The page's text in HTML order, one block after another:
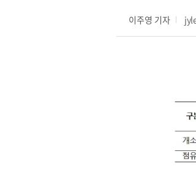
이주영 기자